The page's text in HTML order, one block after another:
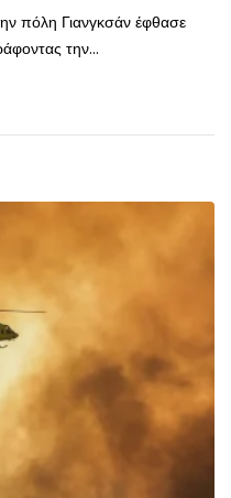
πόλη Γιανγκσάν έφθασε
την...